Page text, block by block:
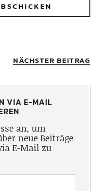
NÄCHSTER BEITRAG
VIA E-MAIL
an, um
neue Beiträge
E-Mail zu